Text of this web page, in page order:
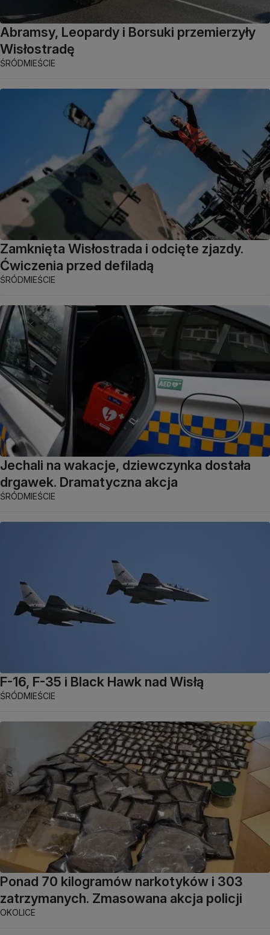
Abramsy, Leopardy i Borsuki przemierzyły
Wisłostradę
ŚRÓDMIEŚCIE
Zamknięta Wisłostrada i odcięte zjazdy.
Ćwiczenia przed defiladą
ŚRÓDMIEŚCIE
Jechali na wakacje, dziewczynka dostała
drgawek. Dramatyczna akcja
ŚRÓDMIEŚCIE
F-16, F-35 i Black Hawk nad Wisłą
ŚRÓDMIEŚCIE
Ponad 70 kilogramów narkotyków i 303
zatrzymanych. Zmasowana akcja policji
OKOLICE